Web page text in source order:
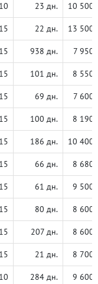
23 дн. 10 500
22 дн. 13 500
938 дн. 7 950
101 дн. 8 550
69 дн. 7 600
100 дн. 8 190
186 дн. 10 400
66 дн. 8 680
61 дн. 9 500
80 дн. 8 600
207 дн. 8 600
21 дн. 8 700
284 дн. 9 600